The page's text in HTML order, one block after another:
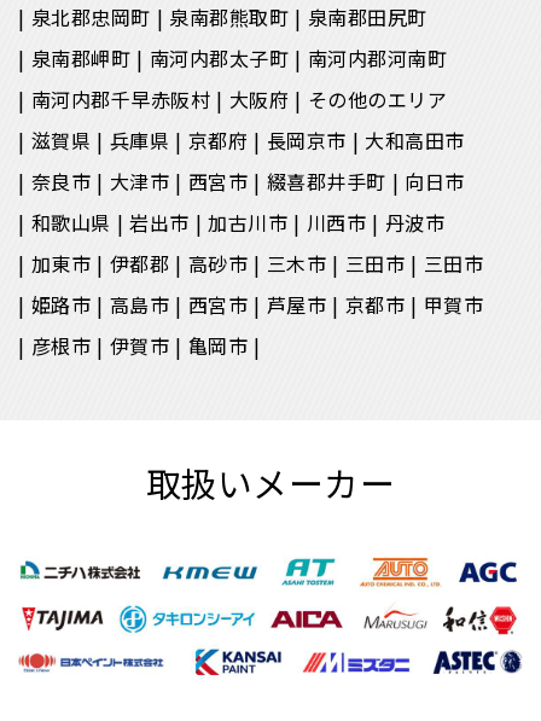
泉北郡忠岡町
泉南郡熊取町
泉南郡田尻町
泉南郡岬町
南河内郡太子町
南河内郡河南町
南河内郡千早赤阪村
大阪府
その他のエリア
滋賀県
兵庫県 京都府 長岡京市
大和高田市
奈良市
大津市 西宮市 綴喜郡井手町
向日市
和歌山県
岩出市 加古川市 川西市
丹波市
加東市
伊都郡 高砂市 三木市 三田市
三田市
姫路市
高島市 西宮市 芦屋市 京都市
甲賀市
彦根市
伊賀市 亀岡市
取扱いメーカー